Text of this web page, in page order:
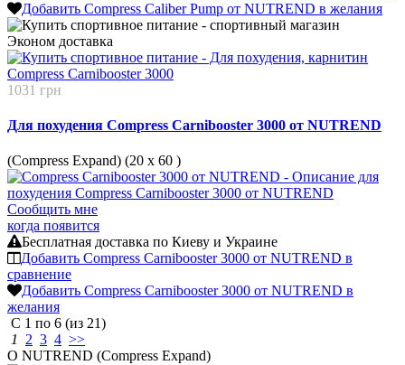
Добавить Compress Caliber Pump от NUTREND в желания
Эконом доставка
1031 грн
Для похудения Compress Carnibooster 3000 от NUTREND
(Compress Expand) (20 х 60 )
Сообщить мне
когда появится
Бесплатная доставка по Киеву и Украине
Добавить Compress Carnibooster 3000 от NUTREND в
сравнение
Добавить Compress Carnibooster 3000 от NUTREND в
желания
С 1 по 6 (из 21)
1 2 3 4 >>
О NUTREND (Compress Expand)